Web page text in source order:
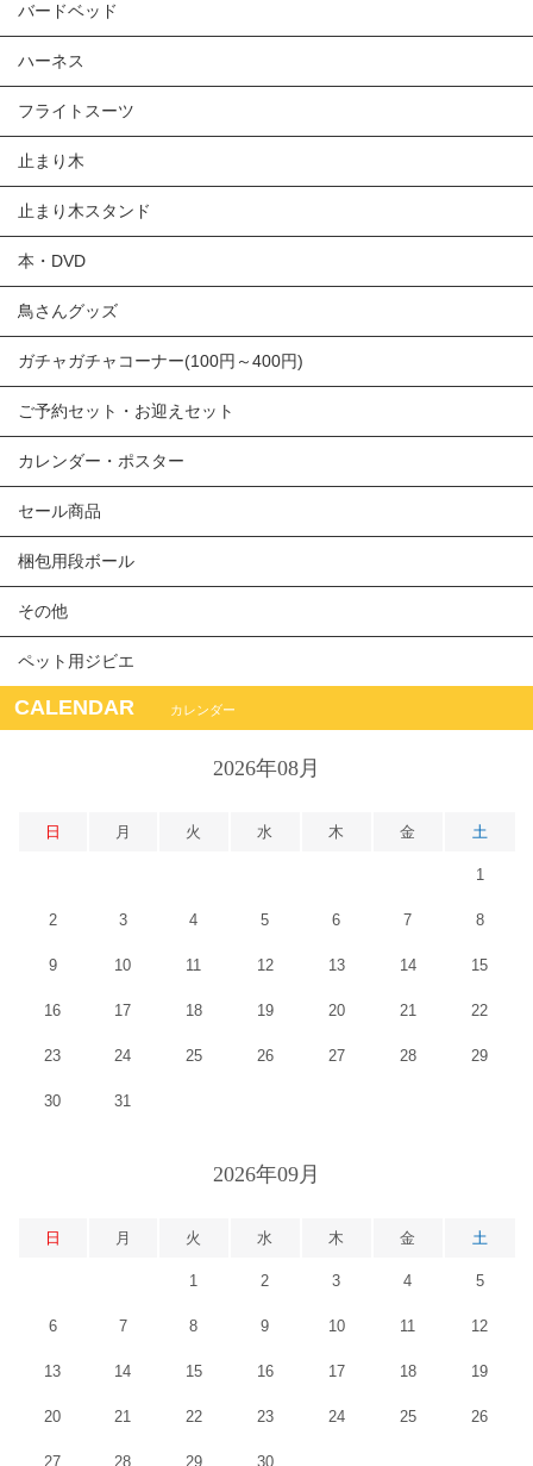
バードベッド
ハーネス
フライトスーツ
止まり木
止まり木スタンド
本・DVD
鳥さんグッズ
ガチャガチャコーナー(100円～400円)
ご予約セット・お迎えセット
カレンダー・ポスター
セール商品
梱包用段ボール
その他
ペット用ジビエ
CALENDAR カレンダー
2026年08月
日 月 火 水 木 金 土
1
2 3 4 5 6 7 8
9 10 11 12 13 14 15
16 17 18 19 20 21 22
23 24 25 26 27 28 29
30 31
2026年09月
日 月 火 水 木 金 土
1 2 3 4 5
6 7 8 9 10 11 12
13 14 15 16 17 18 19
20 21 22 23 24 25 26
27 28 29 30